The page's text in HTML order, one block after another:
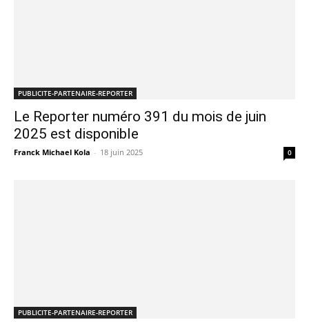
PUBLICITE-PARTENAIRE-REPORTER
Le Reporter numéro 391 du mois de juin
2025 est disponible
Franck Michael Kola - 18 juin 2025 0
PUBLICITE-PARTENAIRE-REPORTER